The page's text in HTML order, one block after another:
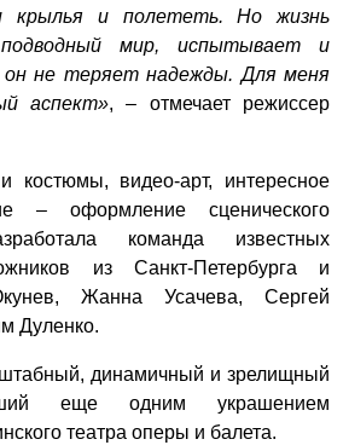
крылья и полететь. Но жизнь
мир, испытывает и
он не теряет надежды. Для меня
аспект», – отмечает режиссер
костюмы, видео-арт, интересное
– оформление сценического
команда известных
из Санкт-Петербурга и
Жанна Усачева, Сергей
Дуленко.
динамичный и зрелищный
еще одним украшением
театра оперы и балета.